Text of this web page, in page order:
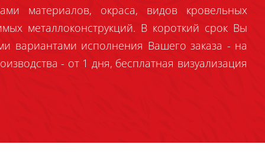
материалов, окраса, видов кровельных
металлоконструкций. В короткий срок Вы
вариантами исполнения Вашего заказа - на
- от 1 дня, бесплатная визуализация